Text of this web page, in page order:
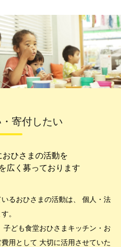
寄付したい
ひさまの活動を
広く募っております
るおひさまの活動は、
個人・法
。
子ども食堂おひさまキッチン・お
用として 大切に活用させていた